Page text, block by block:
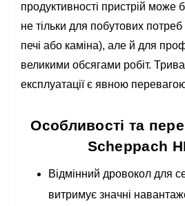
продуктивності пристрій може
не тільки для побутових потреб
печі або каміна), але й для
великими обсягами робіт.
експлуатації є явною
Особливості та
Scheppach
Відмінний дровокол для
витримує значні